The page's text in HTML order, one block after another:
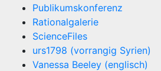
Publikumskonferenz
Rationalgalerie
ScienceFiles
urs1798 (vorrangig Syrien)
Vanessa Beeley (englisch)